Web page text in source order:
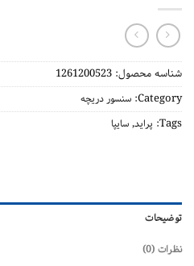
1261200523
سنسور دریچه
,سایپا